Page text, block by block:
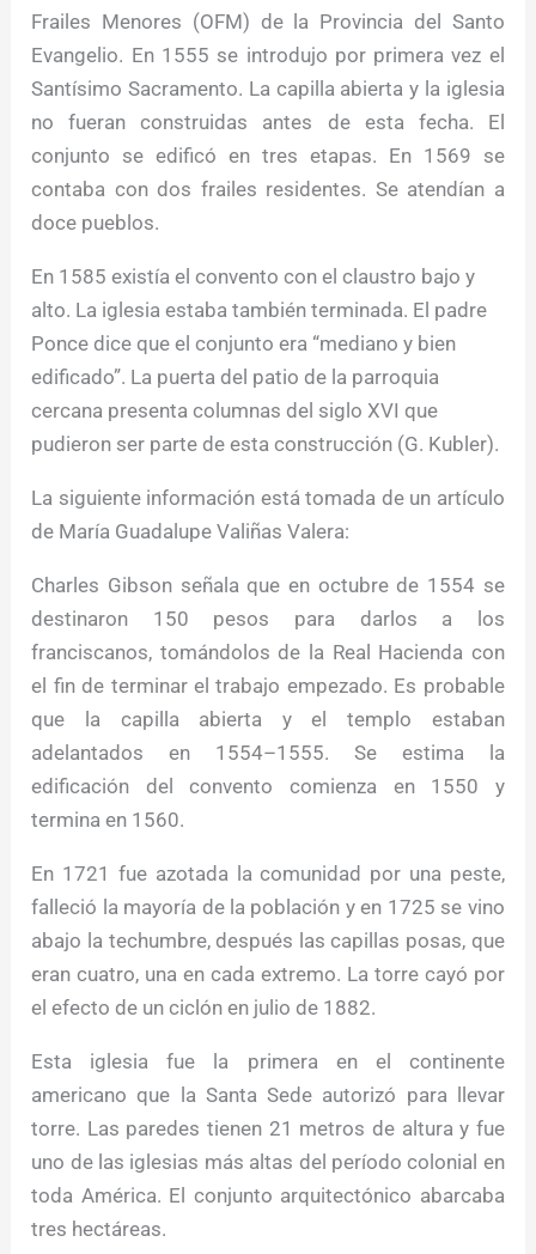
Frailes Menores (OFM) de la Provincia del Santo
Evangelio. En 1555 se introdujo por primera vez el
Santísimo Sacramento. La capilla abierta y la iglesia
no fueran construidas antes de esta fecha. El
conjunto se edificó en tres etapas. En 1569 se
contaba con dos frailes residentes. Se atendían a
doce pueblos.
En 1585 existía el convento con el claustro bajo y
alto. La iglesia estaba también terminada. El padre
Ponce dice que el conjunto era “mediano y bien
edificado”. La puerta del patio de la parroquia
cercana presenta columnas del siglo XVI que
pudieron ser parte de esta construcción (G. Kubler).
La siguiente información está tomada de un artículo
de María Guadalupe Valiñas Valera:
Charles Gibson señala que en octubre de 1554 se
destinaron 150 pesos para darlos a los
franciscanos, tomándolos de la Real Hacienda con
el fin de terminar el trabajo empezado. Es probable
que la capilla abierta y el templo estaban
adelantados en 1554–1555. Se estima la
edificación del convento comienza en 1550 y
termina en 1560.
En 1721 fue azotada la comunidad por una peste,
falleció la mayoría de la población y en 1725 se vino
abajo la techumbre, después las capillas posas, que
eran cuatro, una en cada extremo. La torre cayó por
el efecto de un ciclón en julio de 1882.
Esta iglesia fue la primera en el continente
americano que la Santa Sede autorizó para llevar
torre. Las paredes tienen 21 metros de altura y fue
uno de las iglesias más altas del período colonial en
toda América. El conjunto arquitectónico abarcaba
tres hectáreas.